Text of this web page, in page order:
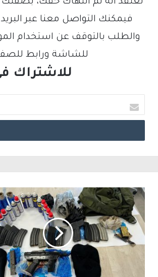
والطلب بالتوقف عن استخدام
للشاشة ورابط
للاشتراك
د
خ
ل
ب
ر
د
ك